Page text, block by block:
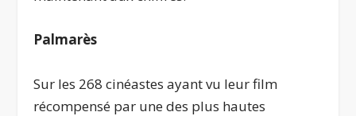
Palmarès
Sur les 268 cinéastes ayant vu leur film
récompensé par une des plus hautes